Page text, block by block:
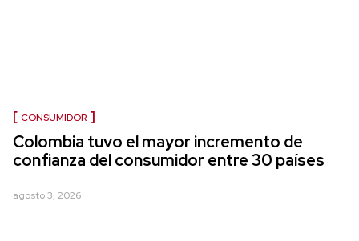
CONSUMIDOR
Colombia tuvo el mayor incremento de
confianza del consumidor entre 30 países
agosto 3, 2026